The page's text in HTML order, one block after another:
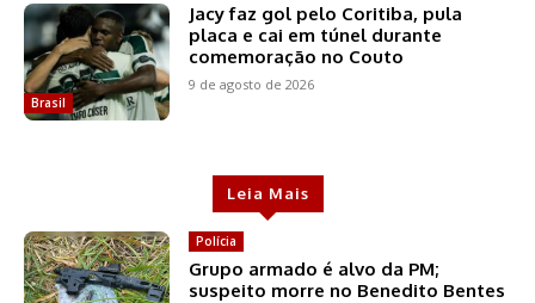
Brasil
Jacy faz gol pelo Coritiba, pula
placa e cai em túnel durante
comemoração no Couto
9 de agosto de 2026
Leia Mais
Polícia
Grupo armado é alvo da PM;
suspeito morre no Benedito Bentes